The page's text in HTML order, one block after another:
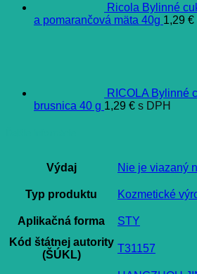
Ricola Bylinné
a pomarančová mäta 40g 1,29 €
RICOLA Bylinné
brusnica 40 g 1,29 € s DPH
Výdaj Nie je viazaný
Typ produktu Kozmetické
Aplikačná forma
STY
Kód štátnej autority
(ŠÚKL)
T31157